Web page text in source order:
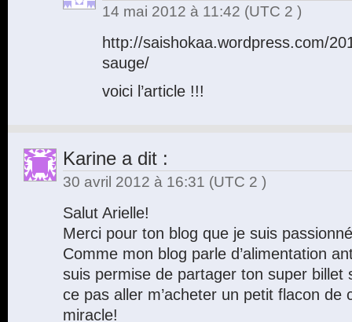
14 mai 2012 à 11:42 (UTC 2 )
http://saishokaa.wordpress.com/
sauge/
voici l’article !!!
Karine a dit :
30 avril 2012 à 16:31 (UTC 2 )
Salut Arielle!
Merci pour ton blog que je suis
Comme mon blog parle d’alimentation
suis permise de partager ton super billet
ce pas aller m’acheter un petit flacon de
miracle!